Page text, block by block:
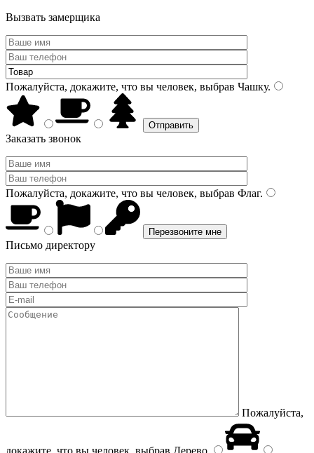
Вызвать замерщика
Пожалуйста, докажите, что вы человек, выбрав Чашку.
Заказать звонок
Пожалуйста, докажите, что вы человек, выбрав Флаг.
Письмо директору
Пожалуйста,
докажите, что вы человек, выбрав Дерево.